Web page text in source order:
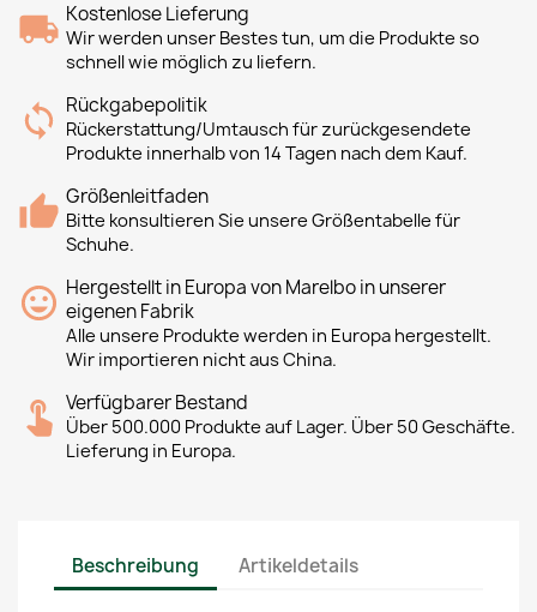
Kostenlose Lieferung
Wir werden unser Bestes tun, um die Produkte so
schnell wie möglich zu liefern.
Rückgabepolitik
Rückerstattung/Umtausch für zurückgesendete
Produkte innerhalb von 14 Tagen nach dem Kauf.
Größenleitfaden
Bitte konsultieren Sie unsere Größentabelle für
Schuhe.
Hergestellt in Europa von Marelbo in unserer
eigenen Fabrik
Alle unsere Produkte werden in Europa hergestellt.
Wir importieren nicht aus China.
Verfügbarer Bestand
Über 500.000 Produkte auf Lager. Über 50 Geschäfte.
Lieferung in Europa.
Beschreibung Artikeldetails